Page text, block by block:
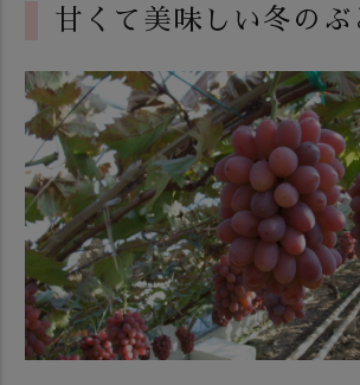
甘くて美味しい冬の